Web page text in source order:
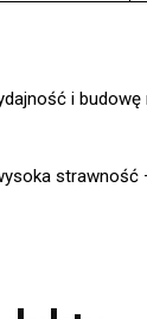
i
strawność